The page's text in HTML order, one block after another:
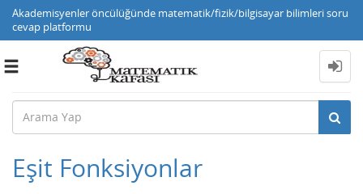
Akademisyenler öncülüğünde matematik/fizik/bilgisayar bilimleri soru
cevap platformu
Toggle
Eşit Fonksiyonlar